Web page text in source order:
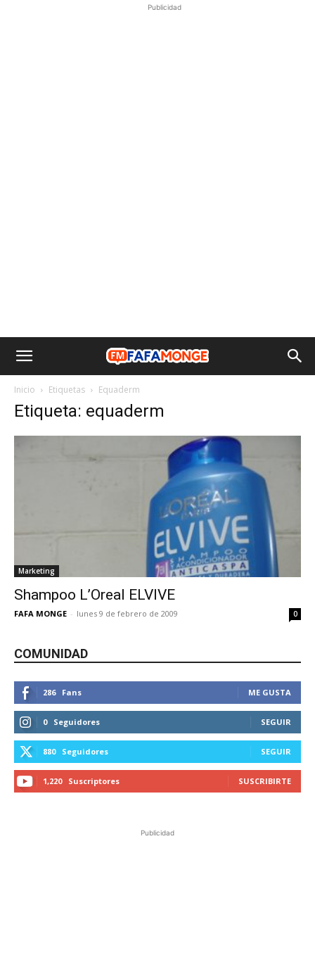
Publicidad
Inicio Etiquetas Equaderm
Etiqueta: equaderm
Marketing
Shampoo L’Oreal ELVIVE
FAFA MONGE - lunes 9 de febrero de 2009 0
COMUNIDAD
286 Fans ME GUSTA
0 Seguidores SEGUIR
880 Seguidores SEGUIR
1,220 Suscriptores SUSCRIBIRTE
Publicidad